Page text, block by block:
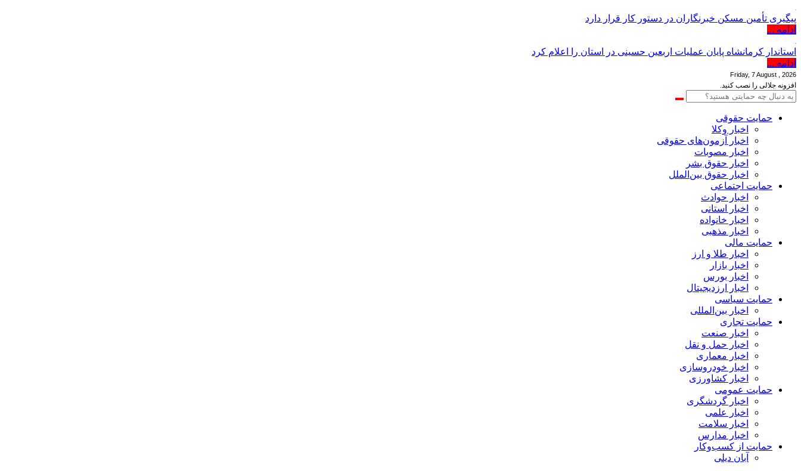
پیگیری تأمین مسکن خبرنگاران در دستور کار قرار دارد
ادامه ...
استاندار کرمانشاه پایان عملیات اربعین حسینی در استان را اعلام کرد
ادامه ...
Friday, 7 August , 2026
افزونه جلالی را نصب کنید.
حمایت حقوقی
اخبار وکلا
اخبار آزمون‌های حقوقی
اخبار مصوبات
اخبار حقوق بشر
اخبار حقوق بین‌الملل
حمایت اجتماعی
اخبار حوادث
اخبار استانی
اخبار خانواده
اخبار مذهبی
حمایت مالی
اخبار طلا و ارز
اخبار بازار
اخبار بورس
اخبار ارزدیجیتال
حمایت سیاسی
اخبار بین‌المللی
حمایت تجاری
اخبار صنعت
اخبار حمل و نقل
اخبار معماری
اخبار خودروسازی
اخبار کشاورزی
حمایت عمومی
اخبار گردشگری
اخبار علمی
اخبار سلامت
اخبار مدارس
حمایت از کسب‌وکار
آبان دیلی